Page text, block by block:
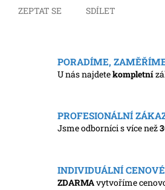
ZEPTAT SE SDÍLET
PORADÍME,
U nás najdetekompletní
PROFESIONÁLNÍ
Jsme odborníci s více než
INDIVIDUÁLNÍ
ZDARMAvytvoříme